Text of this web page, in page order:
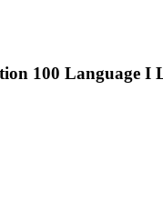
100 Language I